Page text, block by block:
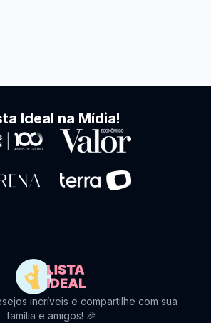
Ideal na Mídia!
incríveis e compartilhe com sua
família e amigos! 🎉